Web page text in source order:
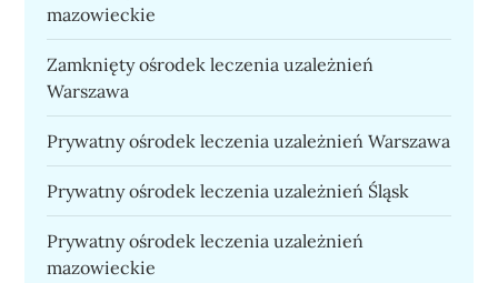
mazowieckie
Zamknięty ośrodek leczenia uzależnień
Warszawa
Prywatny ośrodek leczenia uzależnień Warszawa
Prywatny ośrodek leczenia uzależnień Śląsk
Prywatny ośrodek leczenia uzależnień
mazowieckie